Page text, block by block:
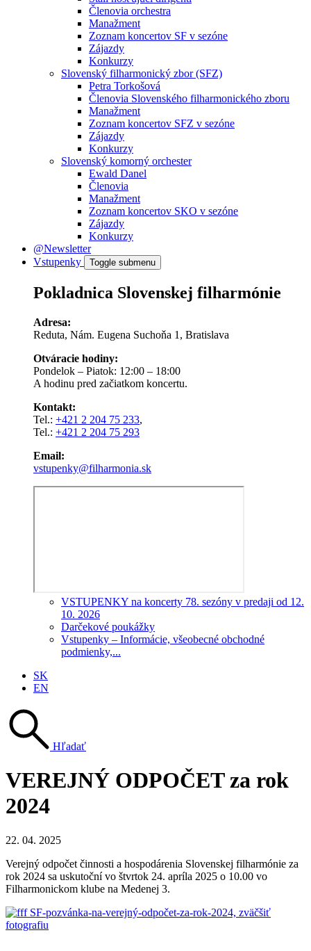
Členovia orchestra
Manažment
Zoznam koncertov SF v sezóne
Zájazdy
Konkurzy
Slovenský filharmonický zbor (SFZ)
Petra Torkošová
Členovia Slovenského filharmonického zboru
Manažment
Zoznam koncertov SFZ v sezóne
Zájazdy
Konkurzy
Slovenský komorný orchester
Ewald Danel
Členovia
Manažment
Zoznam koncertov SKO v sezóne
Zájazdy
Konkurzy
@Newsletter
Vstupenky
Toggle submenu
Pokladnica Slovenskej filharmónie
Adresa:
Reduta, Nám. Eugena Suchoňa 1, Bratislava
Otváracie hodiny:
Pondelok – Piatok: 12:00 – 18:00
A hodinu pred začiatkom koncertu.
Kontakt:
Tel.: +421 2 204 75 233,
Tel.: +421 2 204 75 293
Email:
vstupenky@filharmonia.sk
VSTUPENKY na koncerty 78. sezóny v predaji od 12.
10. 2026
Darčekové poukážky
Vstupenky – Informácie, všeobecné obchodné
podmienky,...
SK
EN
Hľadať
VEREJNÝ ODPOČET za rok
2024
22. 04. 2025
Verejný odpočet činnosti a hospodárenia Slovenskej filharmónie za
rok 2024 sa uskutoční vo štvrtok 24. apríla 2025 o 10.00 vo
Filharmonickom klube na Medenej 3.